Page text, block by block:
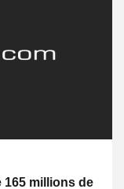
165 millions de